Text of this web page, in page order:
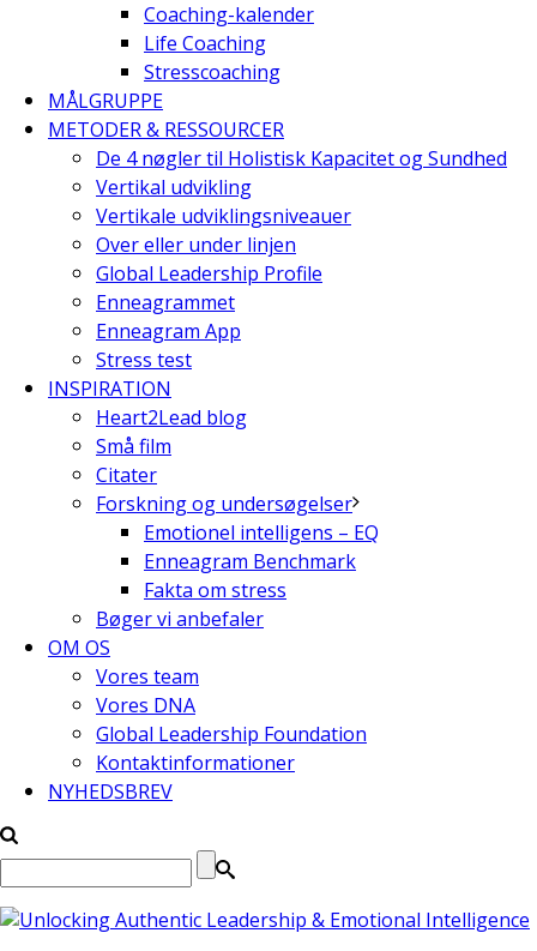
Coaching-kalender
Life Coaching
Stresscoaching
MÅLGRUPPE
METODER & RESSOURCER
De 4 nøgler til Holistisk Kapacitet og Sundhed
Vertikal udvikling
Vertikale udviklingsniveauer
Over eller under linjen
Global Leadership Profile
Enneagrammet
Enneagram App
Stress test
INSPIRATION
Heart2Lead blog
Små film
Citater
Forskning og undersøgelser
Emotionel intelligens – EQ
Enneagram Benchmark
Fakta om stress
Bøger vi anbefaler
OM OS
Vores team
Vores DNA
Global Leadership Foundation
Kontaktinformationer
NYHEDSBREV